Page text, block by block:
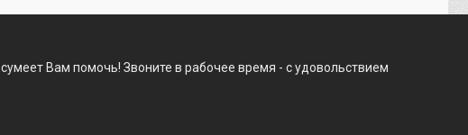
сумеет Вам помочь! Звоните в рабочее время - с удовольствием